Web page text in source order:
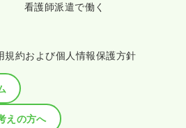
看護師派遣で働く
約および個人情報保護方針
えの方へ